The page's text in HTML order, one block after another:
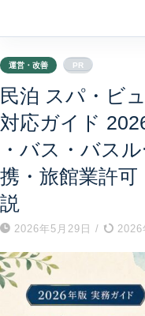
運営・改善 PR
民泊 スパ・ビ
対応ガイド
・バス・バス
携・旅館業許
説
2026年5月29日 / 2026